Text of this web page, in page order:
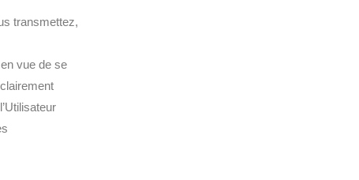
transmettez,
vue de se